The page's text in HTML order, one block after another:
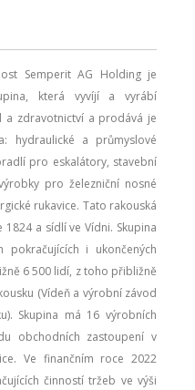
Semperit AG Holding je
která vyvíjí a vyrábí
zdravotnictví a prodává je
hydraulické a průmyslové
pro eskalátory, stavební
pro železniční nosné
rukavice. Tato rakouská
a sídlí ve Vídni. Skupina
pokračujících i ukončených
6 500 lidí, z toho přibližně
(Vídeň a výrobní závod
Skupina má 16 výrobních
obchodních zastoupení v
Ve finančním roce 2022
činností tržeb ve výši